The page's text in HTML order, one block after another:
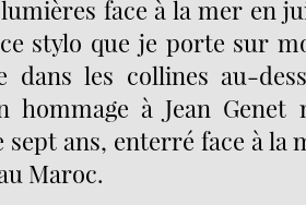
lumières face à la mer en
stylo que je porte sur
dans les collines au-
hommage à Jean
sept ans, enterré face à la
Maroc.